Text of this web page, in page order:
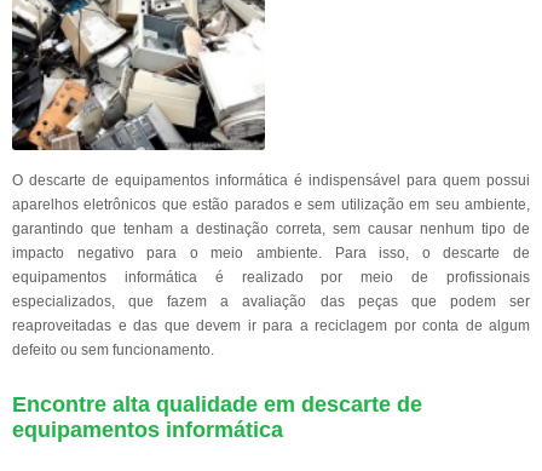
O descarte de equipamentos informática é indispensável para quem possui
aparelhos eletrônicos que estão parados e sem utilização em seu ambiente,
garantindo que tenham a destinação correta, sem causar nenhum tipo de
impacto negativo para o meio ambiente. Para isso, o descarte de
equipamentos informática é realizado por meio de profissionais
especializados, que fazem a avaliação das peças que podem ser
reaproveitadas e das que devem ir para a reciclagem por conta de algum
defeito ou sem funcionamento.
Encontre alta qualidade em descarte de
equipamentos informática